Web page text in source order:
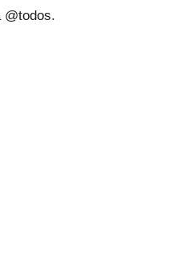
@todos.